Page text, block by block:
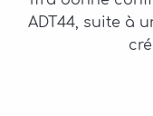
ADT44, suite à